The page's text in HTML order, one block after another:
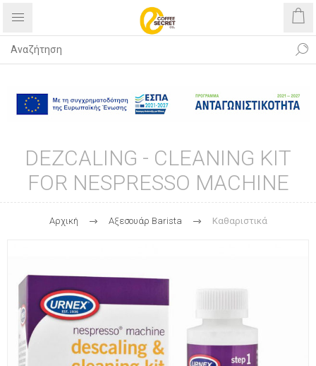
Δωρεάν αποστολή με αγορές άνω
DEZCALING - CLEANING KIT
FOR NESPRESSO MACHINE
Αρχική Αξεσουάρ Βarista Καθαριστικά